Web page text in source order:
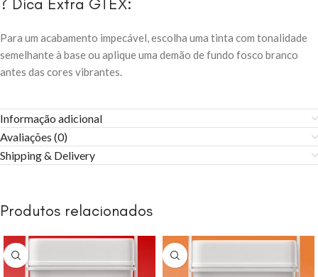
? Dica Extra GTEX:
Para um acabamento impecável, escolha uma tinta com tonalidade
semelhante à base ou aplique uma demão de fundo fosco branco
antes das cores vibrantes.
Informação adicional
Avaliações (0)
Shipping & Delivery
Produtos relacionados